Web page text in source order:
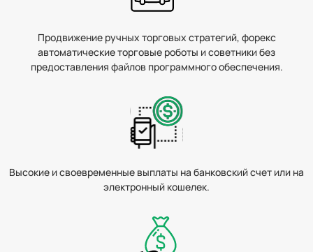
Продвижение ручных торговых стратегий, форекс
автоматические торговые роботы и советникибез
предоставления файлов программного обеспечения.
Высокие и своевременные выплаты на банковскийсчет или на
электронный кошелек.